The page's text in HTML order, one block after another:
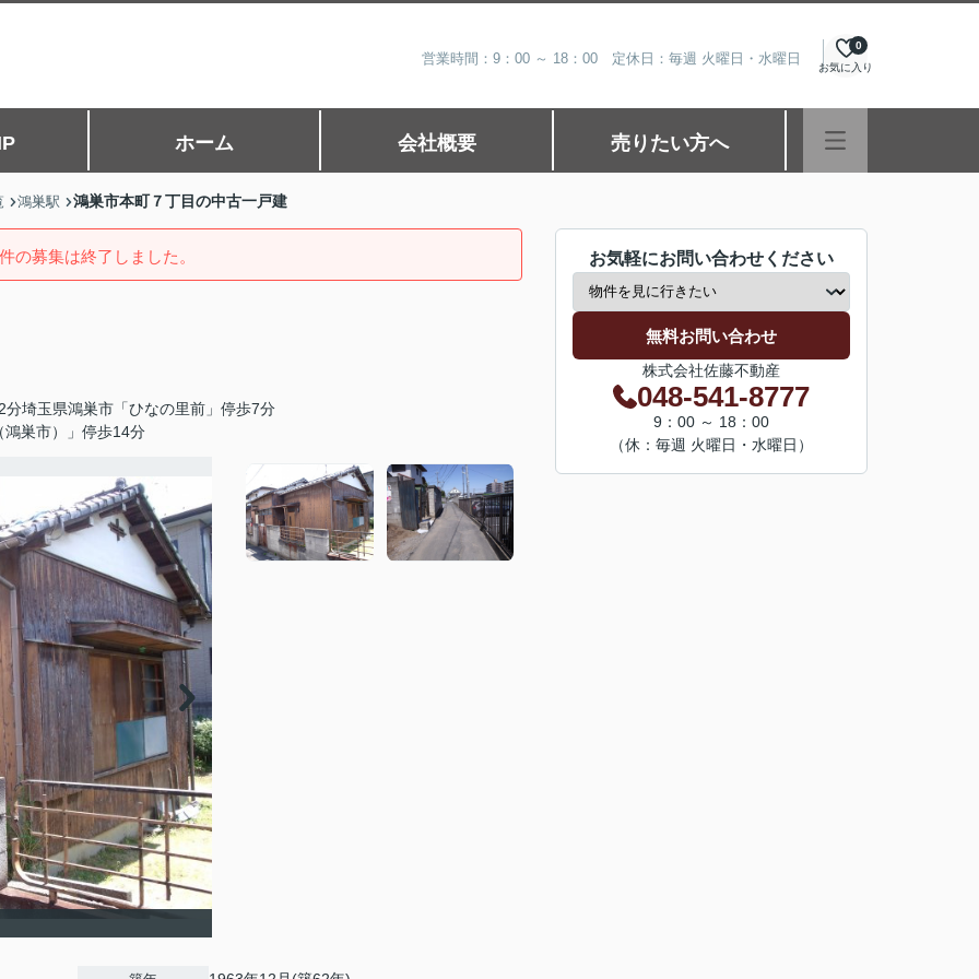
営業時間：9：00 ～ 18：00 定休日：毎週 火曜日・水曜日 お気に入り
0
ホーム 会社概要 売りたい方へ
鴻巣駅 鴻巣市本町７丁目の中古一戸建
の募集は終了しました。
埼玉県鴻巣市「ひなの里前」停歩7分
巣市）」停歩14分
お気軽にお問い合わせください
無料お問い合わせ
株式会社佐藤不動産
048-541-8777
9：00 ～ 18：00
（休：毎週 火曜日・水曜日）